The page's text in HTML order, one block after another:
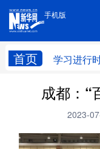
手机版
首页 学习进行
手机版
学习进行时
台湾 思
成都：“
2023-